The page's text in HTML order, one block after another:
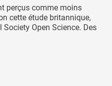
perçus comme moins
cette étude britannique,
Society Open Science. Des